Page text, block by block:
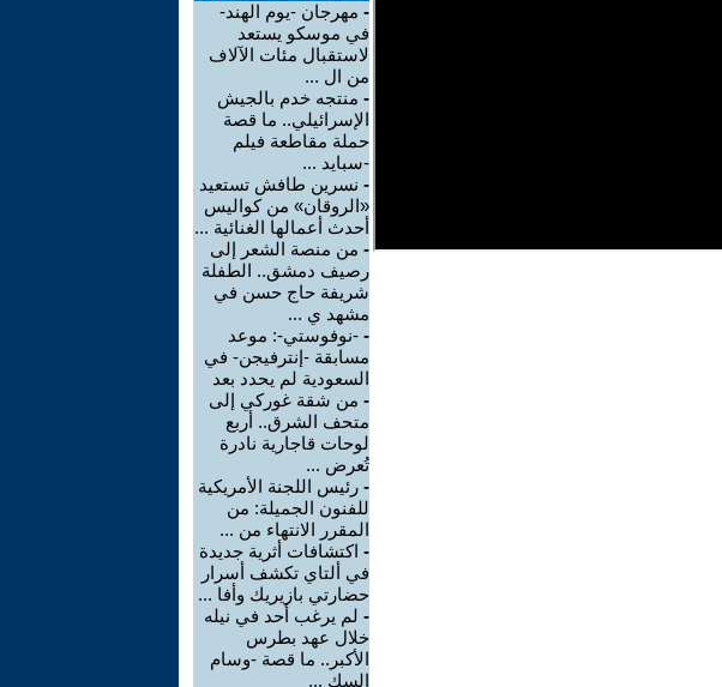
- مهرجان -يوم الهند-
في موسكو يستعد
لاستقبال مئات الآلاف
من ال ...
- منتجه خدم بالجيش
الإسرائيلي.. ما قصة
حملة مقاطعة فيلم
-سبايد ...
- نسرين طافش تستعيد
«الروقان» من كواليس
أحدث أعمالها الغنائية ...
- من منصة الشعر إلى
رصيف دمشق.. الطفلة
شريفة حاج حسن في
مشهد ي ...
- -نوفوستي-: موعد
مسابقة -إنترفيجن- في
السعودية لم يحدد بعد
- من شقة غوركي إلى
متحف الشرق.. أربع
لوحات قاجارية نادرة
تُعرض ...
- رئيس اللجنة الأمريكية
للفنون الجميلة: من
المقرر الانتهاء من ...
- اكتشافات أثرية جديدة
في ألتاي تكشف أسرار
حضارتي بازيريك وأفا ...
- لم يرغب أحد في نيله
خلال عهد بطرس
الأكبر.. ما قصة -وسام
السك ...